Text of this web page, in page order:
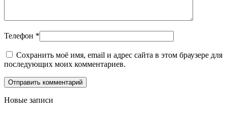
Телефон *
Сохранить моё имя, email и адрес сайта в этом браузере для
последующих моих комментариев.
Новые записи